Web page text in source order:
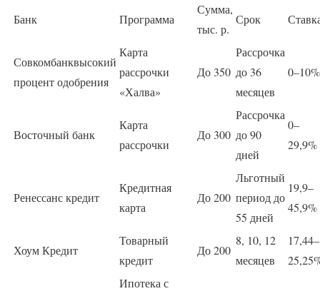
Банк Программа
Сумма,
тыс. р.
Срок
Совкомбанквысокий
процент одобрения
Карта
рассрочки
«Халва»
До 350
Рассрочка
до 36
месяцев
0–10%
Восточный банк
Карта
рассрочки
До 300
Рассрочка
до 90
дней
0–
29,9%
Ренессанс кредит
Кредитная
карта
До 200
Льготный
период до
55 дней
19,9–
45,9%
Хоум Кредит
Товарный
кредит
До 200
8, 10, 12
месяцев
17,44–
Ипотека с